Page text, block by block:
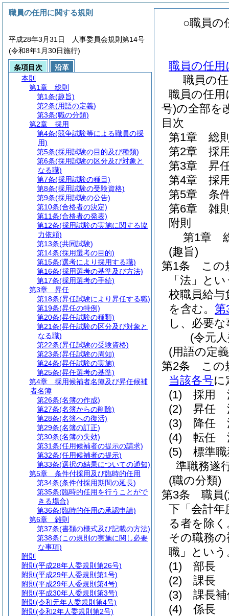
○職員の
職員の任
職員の
職員の任用
号)の全部を
目次
第1章
総
第2章
採
第3章
昇
第4章
採
第5章
条
第6章
雑
附則
第1章
(趣旨)
第1条
この
「法」と
校職員給与
を含む。 第
し、必要
(令元
(用語の定
第2条
この
当該各号に
(1)
採用
(2)
昇任
(3)
降任
(4)
転任
(5)
標準
準職務遂
(職の分類)
第3条
職員
下「会計年
る者を除く
その職務
職」という
(1)
部長
(2)
課長
(3)
課長
(4)
係長
職員の任用に関する規則
平成28年3月31日 人事委員会規則第14号
(令和8年1月30日施行)
条項目次
沿革
本則
第1章
総則
第1条(趣旨)
第2条(用語の定義)
第3条(職の分類)
第2章
採用
第4条(競争試験等による職員の採
用)
第5条(採用試験の目的及び種類)
第6条(採用試験の区分及び対象と
なる職)
第7条(採用試験の種目)
第8条(採用試験の受験資格)
第9条(採用試験の公告)
第10条(合格者の決定)
第11条(合格者の発表)
第12条(採用試験の実施に関する協
力依頼)
第13条(共同試験)
第14条(採用選考の目的)
第15条(選考により採用する職)
第16条(採用選考の基準及び方法)
第17条(採用選考の手続)
第3章
昇任
第18条(昇任試験により昇任する職)
第19条(昇任の特例)
第20条(昇任試験の種類)
第21条(昇任試験の区分及び対象と
なる職)
第22条(昇任試験の受験資格)
第23条(昇任試験の周知)
第24条(昇任試験の実施)
第25条(昇任選考の基準)
第4章
採用候補者名簿及び昇任候補
者名簿
第26条(名簿の作成)
第27条(名簿からの削除)
第28条(名簿への復活)
第29条(名簿の訂正)
第30条(名簿の失効)
第31条(任用候補者の提示の請求)
第32条(任用候補者の提示)
第33条(選択の結果についての通知)
第5章
条件付採用及び臨時的任用
第34条(条件付採用期間の延長)
第35条(臨時的任用を行うことがで
きる場合)
第36条(臨時的任用の承認申請)
第6章
雑則
第37条(書類の様式及び記載の方法)
第38条(この規則の実施に関し必要
な事項)
附則
附則 (平成28年人委規則第26号)
附則 (平成29年人委規則第1号)
附則 (平成29年人委規則第4号)
附則 (平成30年人委規則第3号)
附則 (令和元年人委規則第4号)
附則 (令和2年人委規則第2号)